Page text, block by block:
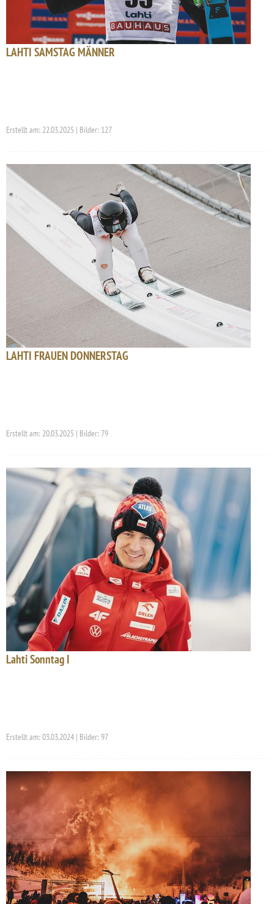
LAHTI SAMSTAG MÄNNER
Erstellt am: 22.03.2025 | Bilder: 127
LAHTI FRAUEN DONNERSTAG
Erstellt am: 20.03.2025 | Bilder: 79
Lahti Sonntag I
Erstellt am: 03.03.2024 | Bilder: 97